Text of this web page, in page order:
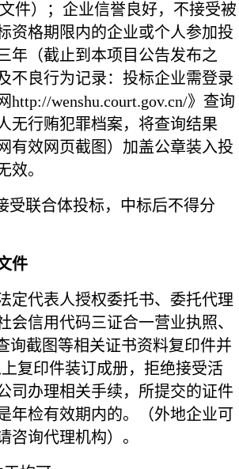
件）； 企业信誉良好，不接受被
资格期限内的企业或个人参加投
年（截止到本项目公告发布之
不良行为记录：投标企业需登录
http://wenshu.court.gov.cn/》查询
无行贿犯罪档案，将查询结果
有效网页截图）加盖公章装入投
效。
受联合体投标，中标后不得分
件
定代表人授权委托书、委托代理
会信用代码三证合一营业执照、
询截图等相关证书资料复印件并
复印件装订成册，拒绝接受活
司办理相关手续，所提交的证件
年检有效期内的。（外地企业可
咨询代理机构）。